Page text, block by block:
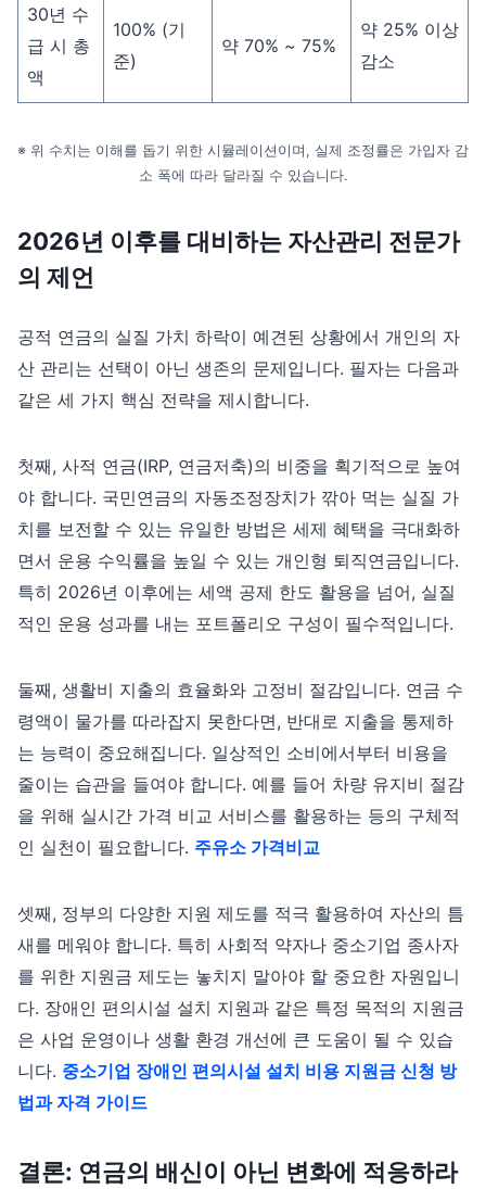
30년 수
급 시 총
액
100% (기
준)
약 70% ~ 75%
약 25% 이상
감소
※ 위 수치는 이해를 돕기 위한 시뮬레이션이며, 실제 조정률은 가입자 감
소 폭에 따라 달라질 수 있습니다.
2026년 이후를 대비하는 자산관리 전문가
의 제언
공적 연금의 실질 가치 하락이 예견된 상황에서 개인의 자
산 관리는 선택이 아닌 생존의 문제입니다. 필자는 다음과
같은 세 가지 핵심 전략을 제시합니다.
첫째, 사적 연금(IRP, 연금저축)의 비중을 획기적으로 높여
야 합니다. 국민연금의 자동조정장치가 깎아 먹는 실질 가
치를 보전할 수 있는 유일한 방법은 세제 혜택을 극대화하
면서 운용 수익률을 높일 수 있는 개인형 퇴직연금입니다.
특히 2026년 이후에는 세액 공제 한도 활용을 넘어, 실질
적인 운용 성과를 내는 포트폴리오 구성이 필수적입니다.
둘째, 생활비 지출의 효율화와 고정비 절감입니다. 연금 수
령액이 물가를 따라잡지 못한다면, 반대로 지출을 통제하
는 능력이 중요해집니다. 일상적인 소비에서부터 비용을
줄이는 습관을 들여야 합니다. 예를 들어 차량 유지비 절감
을 위해 실시간 가격 비교 서비스를 활용하는 등의 구체적
인 실천이 필요합니다. 주유소 가격비교
셋째, 정부의 다양한 지원 제도를 적극 활용하여 자산의 틈
새를 메워야 합니다. 특히 사회적 약자나 중소기업 종사자
를 위한 지원금 제도는 놓치지 말아야 할 중요한 자원입니
다. 장애인 편의시설 설치 지원과 같은 특정 목적의 지원금
은 사업 운영이나 생활 환경 개선에 큰 도움이 될 수 있습
니다. 중소기업 장애인 편의시설 설치 비용 지원금 신청 방
법과 자격 가이드
결론: 연금의 배신이 아닌 변화에 적응하라